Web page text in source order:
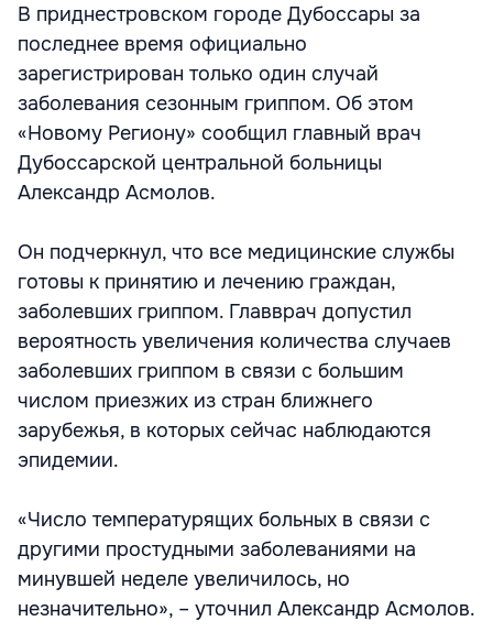
В приднестровском городе Дубоссары за
последнее время официально
зарегистрирован только один случай
заболевания сезонным гриппом. Об этом
«Новому Региону» сообщил главный врач
Дубоссарской центральной больницы
Александр Асмолов.
Он подчеркнул, что все медицинские службы
готовы к принятию и лечению граждан,
заболевших гриппом. Главврач допустил
вероятность увеличения количества случаев
заболевших гриппом в связи с большим
числом приезжих из стран ближнего
зарубежья, в которых сейчас наблюдаются
эпидемии.
«Число температурящих больных в связи с
другими простудными заболеваниями на
минувшей неделе увеличилось, но
незначительно», – уточнил Александр Асмолов.